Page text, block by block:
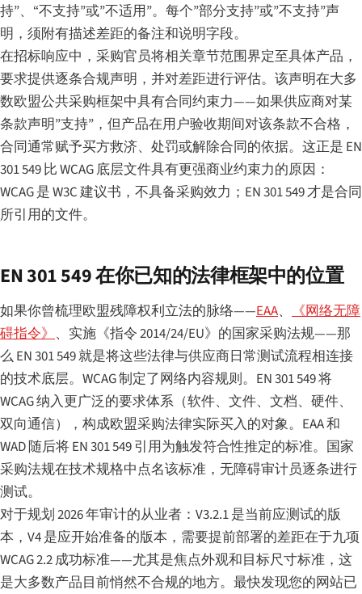
持”、“不支持”或”不适用”。每个”部分支持”或”不支持”声
明，须附有描述差距的备注和说明字段。
在招标响应中，采购官员将相关章节范围界定至具体产品，
要求提供逐条合规声明，并对差距进行评估。该声明在大多
数欧盟公共采购框架中具有合同约束力——如果供应商对某
条款声明”支持”，但产品在用户验收期间对该条款不合格，
合同通常赋予买方救济、处罚或解除合同的依据。这正是 EN
301 549 比 WCAG 底层文件具有更强商业约束力的原因：
WCAG 是 W3C 建议书，不具备采购效力；EN 301 549 才是合同
所引用的文件。
EN 301 549 在你已知的法律框架中的位置
如果你曾梳理欧盟残障权利立法的脉络——EAA、
《网络无障
碍指令》 、实施《指令 2014/24/EU》的国家采购法规——那
么 EN 301 549 就是将这些法律与供应商日常测试流程相连接
的技术底层。WCAG 制定了网络内容规则。EN 301 549 将
WCAG 纳入更广泛的要求体系（软件、文件、文档、硬件、
双向通信），构成欧盟采购法律实际买入的对象。EAA 和
WAD 随后将 EN 301 549 引用为触发符合性推定的标准。国家
采购法规在技术规格中点名该标准，无障碍审计员逐条进行
测试。
对于规划 2026 年审计的从业者：V3.2.1 是当前应测试的版
本，V4 是应开始准备的版本，需要提前部署的差距在于九项
WCAG 2.2 成功标准——尤其是焦点外观和目标尺寸标准，这
是大多数产品目前悄然不合规的地方。最快发现您的网站已